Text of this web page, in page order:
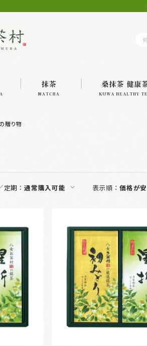
抹茶
MATCHA
桑抹茶 健康
KUWA HEALTHY
贈り物
定期：通常購入可能 表示順：価格が